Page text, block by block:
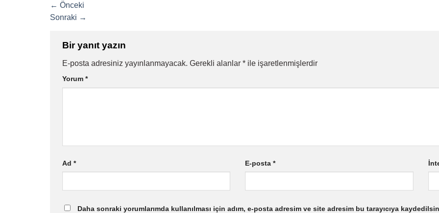
← Önceki
Sonraki →
Bir yanıt yazın
E-posta adresiniz yayınlanmayacak. Gerekli alanlar * ile işaretlenmişlerdir
Yorum *
Ad * E-posta*
Daha sonraki yorumlarımda kullanılması için adım, e-posta adresim ve site adresim bu tarayıcıya